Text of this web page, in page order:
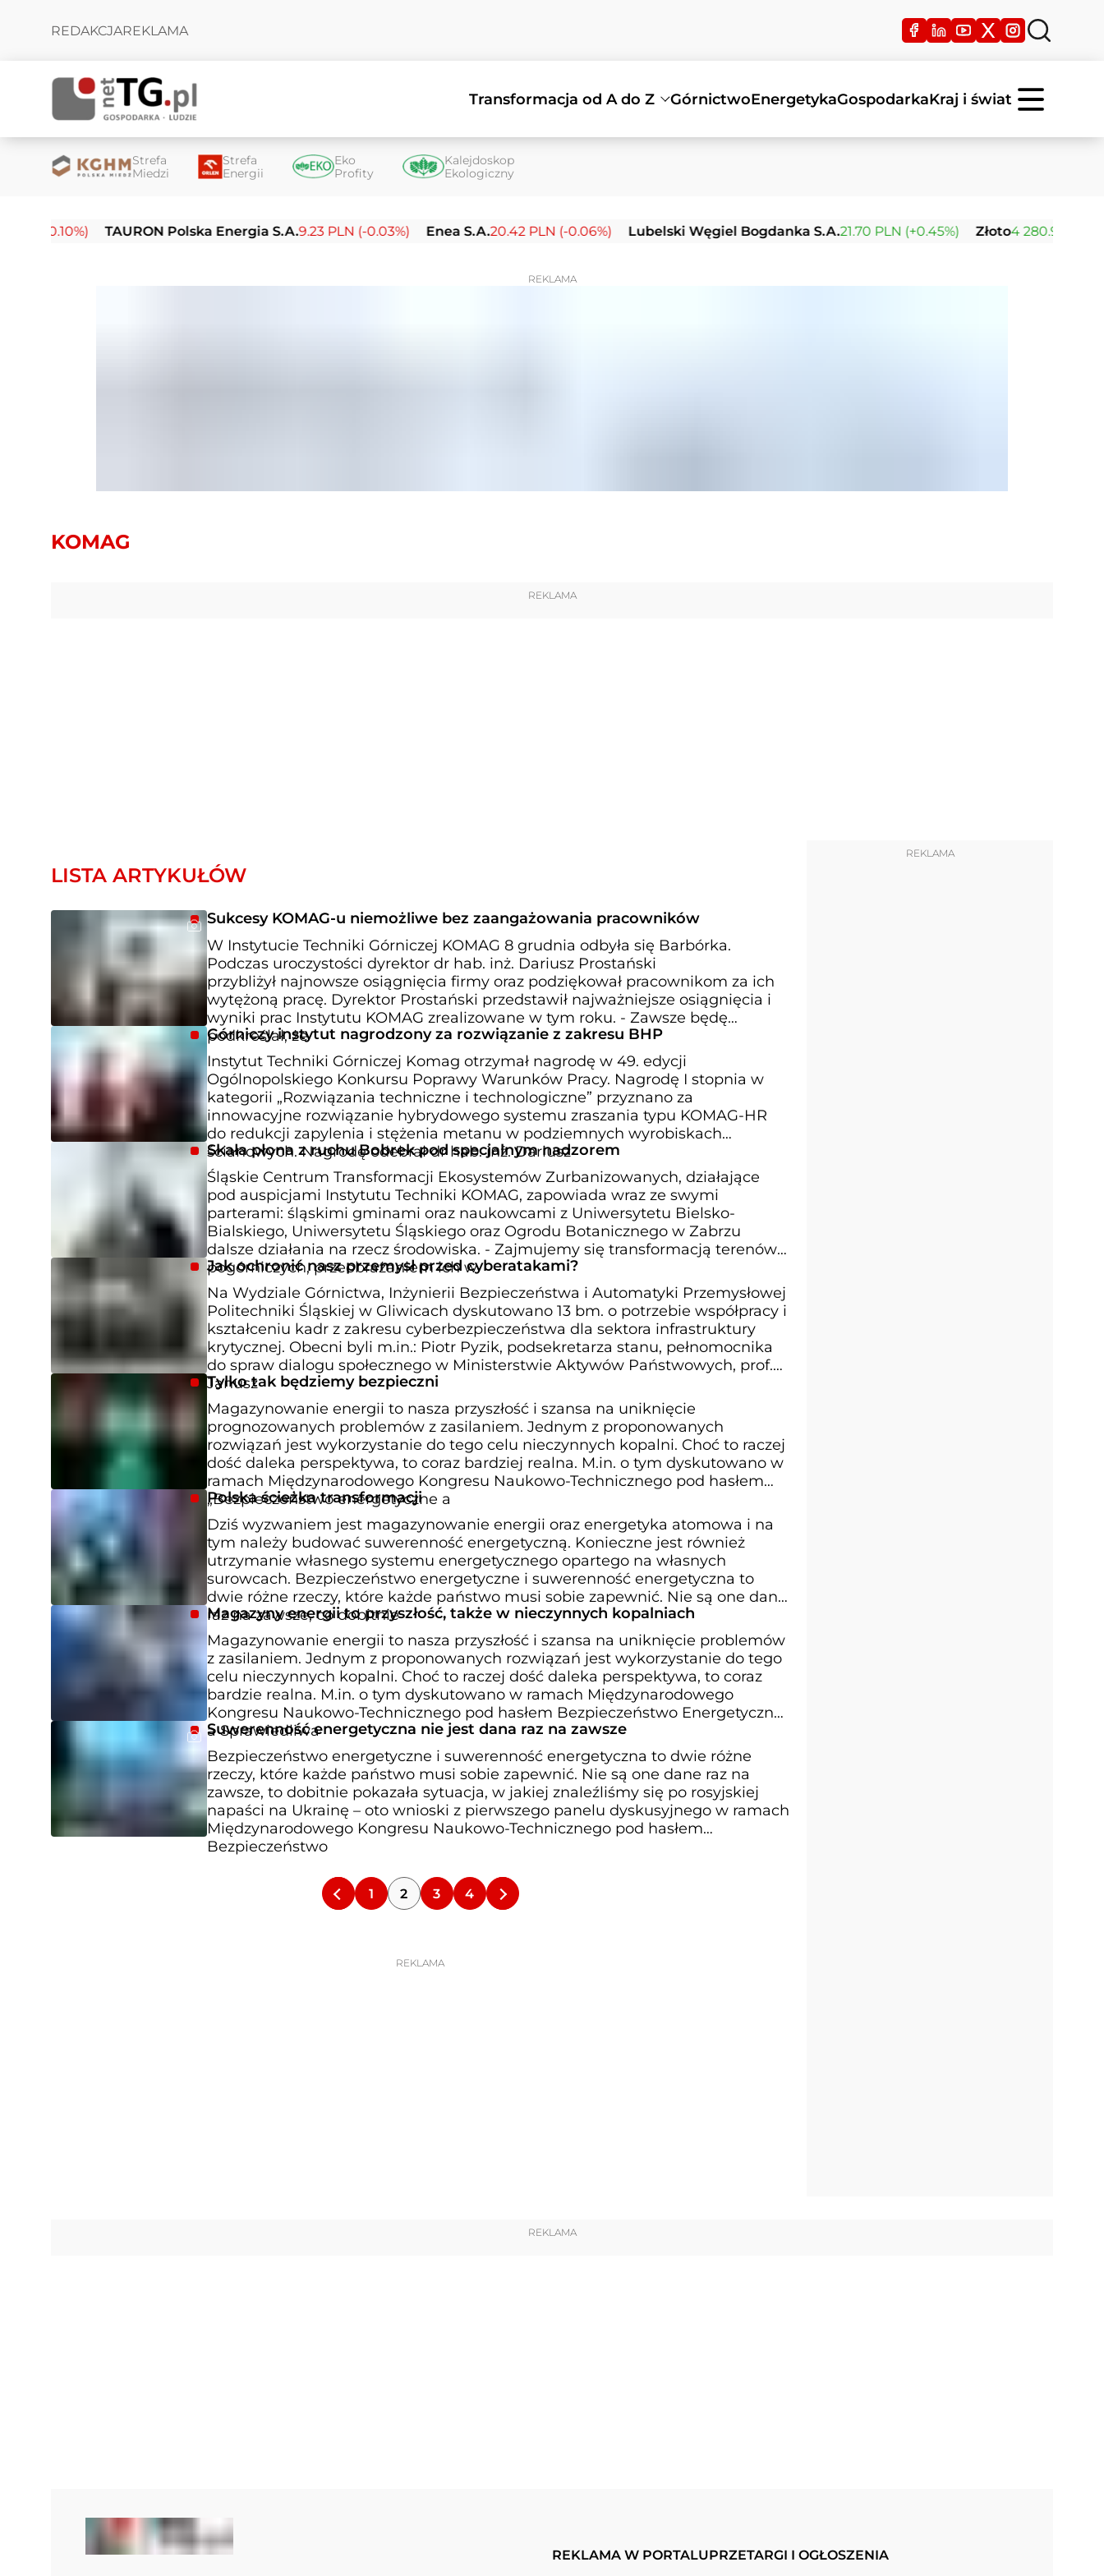
REDAKCJAREKLAMA
Transformacja od A do Z GórnictwoEnergetykaGospodarkaKraj i świat
Strefa
Miedzi
Strefa
Energii
Eko
Profity
Kalejdoskop
Ekologiczny
TAURON Polska Energia S.A.9.23 PLN (-0.03%) Enea S.A.20.42 PLN (-0.06%) Lubelski Węgiel Bogdanka S.A.21.70 PLN (+0.45%) Złoto 4 280.96 USD
REKLAMA
KOMAG
REKLAMA
LISTA ARTYKUŁÓW
Sukcesy KOMAG-u niemożliwe bez zaangażowania pracowników
W Instytucie Techniki Górniczej KOMAG 8 grudnia odbyła się Barbórka.
Podczas uroczystości dyrektor dr hab. inż. Dariusz Prostański
przybliżył najnowsze osiągnięcia firmy oraz podziękował pracownikom za ich
wytężoną pracę. Dyrektor Prostański przedstawił najważniejsze osiągnięcia i
wyniki prac Instytutu KOMAG zrealizowane w tym roku. - Zawsze będę
podkreślał, że
Górniczy instytut nagrodzony za rozwiązanie z zakresu BHP
Instytut Techniki Górniczej Komag otrzymał nagrodę w 49. edycji
Ogólnopolskiego Konkursu Poprawy Warunków Pracy. Nagrodę I stopnia w
kategorii „Rozwiązania techniczne i technologiczne” przyznano za
innowacyjne rozwiązanie hybrydowego systemu zraszania typu KOMAG-HR
do redukcji zapylenia i stężenia metanu w podziemnych wyrobiskach
ścianowych. Nagrodę odebrał dr hab. inż. Dariusz
Skała płona z ruchu Bobrek pod specjalnym nadzorem
Śląskie Centrum Transformacji Ekosystemów Zurbanizowanych, działające
pod auspicjami Instytutu Techniki KOMAG, zapowiada wraz ze swymi
parterami: śląskimi gminami oraz naukowcami z Uniwersytetu Bielsko-
Bialskiego, Uniwersytetu Śląskiego oraz Ogrodu Botanicznego w Zabrzu
dalsze działania na rzecz środowiska. - Zajmujemy się transformacją terenów
pogórniczych, przeobrażaniem ich w
Jak ochronić nasz przemysł przed cyberatakami?
Na Wydziale Górnictwa, Inżynierii Bezpieczeństwa i Automatyki Przemysłowej
Politechniki Śląskiej w Gliwicach dyskutowano 13 bm. o potrzebie współpracy i
kształceniu kadr z zakresu cyberbezpieczeństwa dla sektora infrastruktury
krytycznej. Obecni byli m.in.: Piotr Pyzik, podsekretarza stanu, pełnomocnika
do spraw dialogu społecznego w Ministerstwie Aktywów Państwowych, prof.
Janusz
Tylko tak będziemy bezpieczni
Magazynowanie energii to nasza przyszłość i szansa na uniknięcie
prognozowanych problemów z zasilaniem. Jednym z proponowanych
rozwiązań jest wykorzystanie do tego celu nieczynnych kopalni. Choć to raczej
dość daleka perspektywa, to coraz bardziej realna. M.in. o tym dyskutowano w
ramach Międzynarodowego Kongresu Naukowo-Technicznego pod hasłem
„Bezpieczeństwo energetyczne a
Polska ścieżka transformacji
Dziś wyzwaniem jest magazynowanie energii oraz energetyka atomowa i na
tym należy budować suwerenność energetyczną. Konieczne jest również
utrzymanie własnego systemu energetycznego opartego na własnych
surowcach. Bezpieczeństwo energetyczne i suwerenność energetyczna to
dwie różne rzeczy, które każde państwo musi sobie zapewnić. Nie są one dane
raz na zawsze, co dobitnie
Magazyny energii to przyszłość, także w nieczynnych kopalniach
Magazynowanie energii to nasza przyszłość i szansa na uniknięcie problemów
z zasilaniem. Jednym z proponowanych rozwiązań jest wykorzystanie do tego
celu nieczynnych kopalni. Choć to raczej dość daleka perspektywa, to coraz
bardzie realna. M.in. o tym dyskutowano w ramach Międzynarodowego
Kongresu Naukowo-Technicznego pod hasłem Bezpieczeństwo Energetyczne
a Sprawiedliwa
Suwerenność energetyczna nie jest dana raz na zawsze
Bezpieczeństwo energetyczne i suwerenność energetyczna to dwie różne
rzeczy, które każde państwo musi sobie zapewnić. Nie są one dane raz na
zawsze, to dobitnie pokazała sytuacja, w jakiej znaleźliśmy się po rosyjskiej
napaści na Ukrainę – oto wnioski z pierwszego panelu dyskusyjnego w ramach
Międzynarodowego Kongresu Naukowo-Technicznego pod hasłem
Bezpieczeństwo
1 2 3 4
REKLAMA
REKLAMA
REKLAMA
REKLAMA W PORTALUPRZETARGI I OGŁOSZENIA